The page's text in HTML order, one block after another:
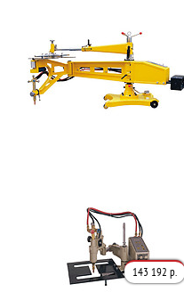
143 192 р.